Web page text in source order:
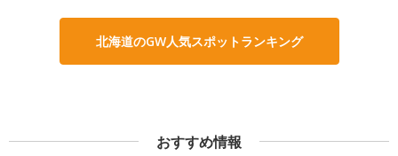
北海道のGW人気スポットランキング
おすすめ情報